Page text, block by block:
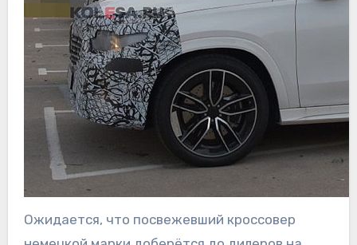
Ожидается, что посвежевший кроссовер